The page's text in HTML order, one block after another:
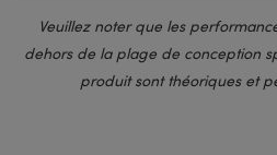
Veuillez noter que les
dehors de la plage de conception
produit sont théoriques et